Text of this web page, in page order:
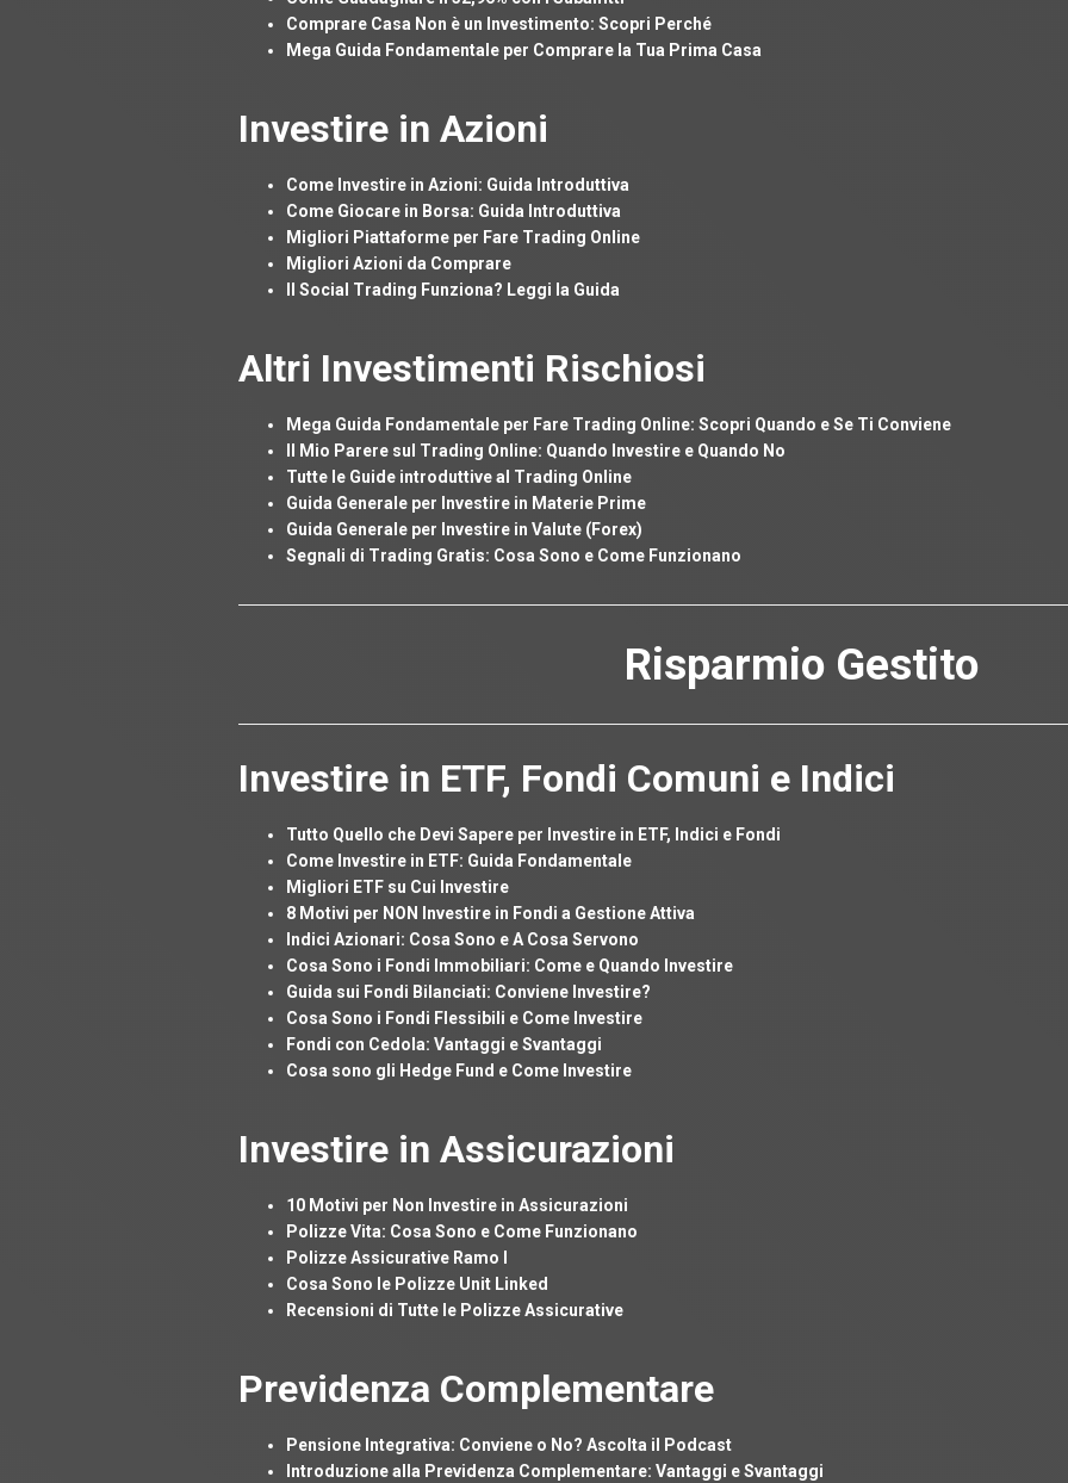
Comprare Casa Non è un Investimento: Scopri Perché
Mega Guida Fondamentale per Comprare la Tua Prima Casa
Investire in Azioni
Come Investire in Azioni: Guida Introduttiva
Come Giocare in Borsa: Guida Introduttiva
Migliori Piattaforme per Fare Trading Online
Migliori Azioni da Comprare
Il Social Trading Funziona? Leggi la Guida
Altri Investimenti Rischiosi
Mega Guida Fondamentale per Fare Trading Online: Scopri Quando e Se Ti Conviene
Il Mio Parere sul Trading Online: Quando Investire e Quando No
Tutte le Guide introduttive al Trading Online
Guida Generale per Investire in Materie Prime
Guida Generale per Investire in Valute (Forex)
Segnali di Trading Gratis: Cosa Sono e Come Funzionano
Risparmio Gestito
Investire in ETF, Fondi Comuni e Indici
Tutto Quello che Devi Sapere per Investire in ETF, Indici e Fondi
Come Investire in ETF: Guida Fondamentale
Migliori ETF su Cui Investire
8 Motivi per NON Investire in Fondi a Gestione Attiva
Indici Azionari: Cosa Sono e A Cosa Servono
Cosa Sono i Fondi Immobiliari: Come e Quando Investire
Guida sui Fondi Bilanciati: Conviene Investire?
Cosa Sono i Fondi Flessibili e Come Investire
Fondi con Cedola: Vantaggi e Svantaggi
Cosa sono gli Hedge Fund e Come Investire
Investire in Assicurazioni
10 Motivi per Non Investire in Assicurazioni
Polizze Vita: Cosa Sono e Come Funzionano
Polizze Assicurative Ramo I
Cosa Sono le Polizze Unit Linked
Recensioni di Tutte le Polizze Assicurative
Previdenza Complementare
Pensione Integrativa: Conviene o No? Ascolta il Podcast
Introduzione alla Previdenza Complementare: Vantaggi e Svantaggi